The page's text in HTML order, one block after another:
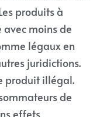
produits à
avec moins de
légaux en
juridictions.
produit illégal.
de
effets